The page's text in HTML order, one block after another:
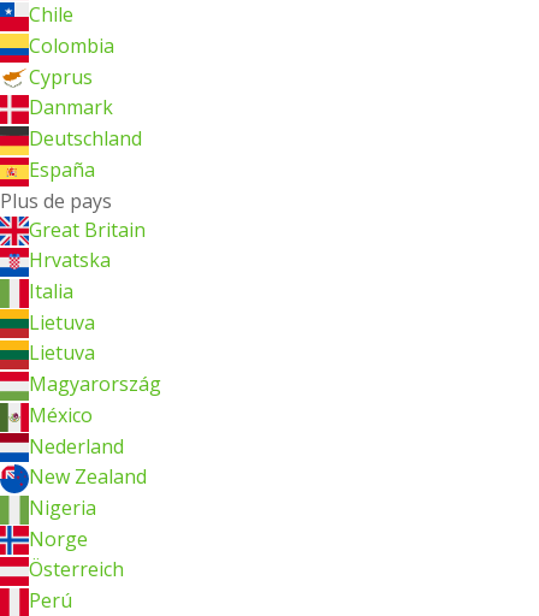
Chile
Colombia
Cyprus
Danmark
Deutschland
España
Plus de pays
Great Britain
Hrvatska
Italia
Lietuva
Lietuva
Magyarország
México
Nederland
New Zealand
Nigeria
Norge
Österreich
Perú